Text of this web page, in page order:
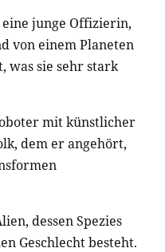
junge Offizierin,
von einem Planeten
was sie sehr stark
mit künstlicher
dem er angehört,
dessen Spezies
Geschlecht besteht.